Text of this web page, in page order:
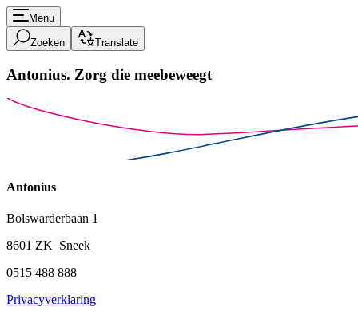
Menu
Zoeken Translate
Antonius. Zorg die meebeweegt
Antonius
Bolswarderbaan 1
8601 ZK Sneek
0515 488 888
Privacyverklaring